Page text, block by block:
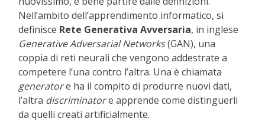
Nell’ambito dell’apprendimento informatico, si
definisce Rete Generativa Avversaria, in inglese
Generative Adversarial Networks(GAN), una
coppia di reti neurali che vengono addestrate a
competere l’una contro l’altra. Una è chiamata
generatore ha il compito di produrre nuovi dati,
l’altra discriminatore apprende come distinguerli
da quelli creati artificialmente.